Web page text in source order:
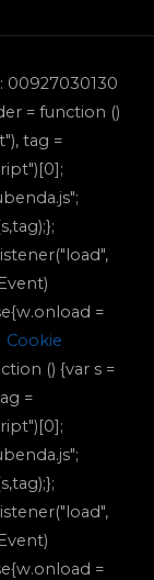
00927030130
= function ()
tag =
=
Cookie
() {var s =
=
=